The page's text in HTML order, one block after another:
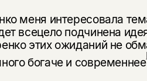
меня интересовала
всецело подчинена
этих ожиданий не
богаче и современнее